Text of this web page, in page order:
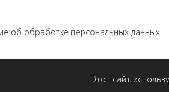
об обработке персональных данных
Этот сайт